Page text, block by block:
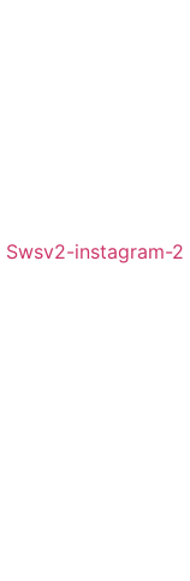
Swsv2-instagram-2